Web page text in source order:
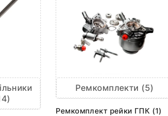
Ремкомплекти (5)
Ремкомплект рейки ГПК (1)